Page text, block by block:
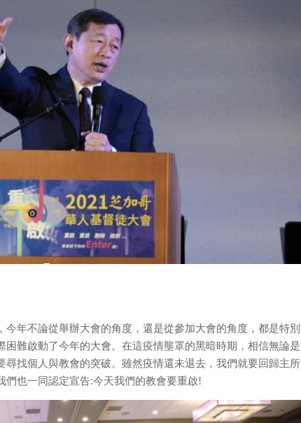
今年不論從舉辦大會的角度，還是從參加大會的角度，都是特別
難啟動了今年的大會。在這疫情壟罩的黑暗時期，相信無論是
找個人與教會的突破。雖然疫情還未退去，我們就要回歸主所
也一同認定宣告:今天我們的教會要重啟!